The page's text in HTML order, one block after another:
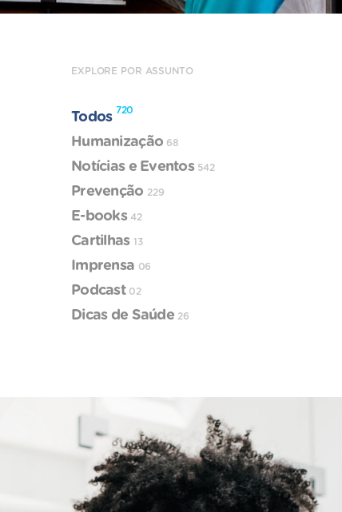
EXPLORE POR ASSUNTO
Todos 720
Humanização 68
Notícias e Eventos 542
Prevenção 229
E-books 42
Cartilhas 13
Imprensa 06
Podcast 02
Dicas de Saúde 26